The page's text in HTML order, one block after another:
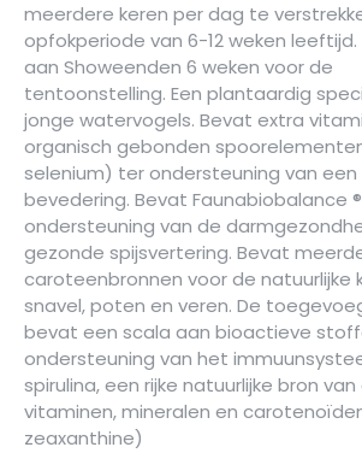
meerdere keren per dag te
opfokperiode van 6-12 weken leeftijd.
aan Showeenden 6 weken voor de
tentoonstelling. Een plantaardig
jonge watervogels. Bevat extra
organisch gebonden
selenium) ter ondersteuning van
bevedering. Bevat Faunabiobalance
ondersteuning van de
gezonde spijsvertering. Bevat
caroteenbronnen voor de natuurlijke
snavel, poten en veren. De
bevat een scala aan bioactieve
ondersteuning van het
spirulina, een rijke natuurlijke bron
vitaminen, mineralen en
zeaxanthine)